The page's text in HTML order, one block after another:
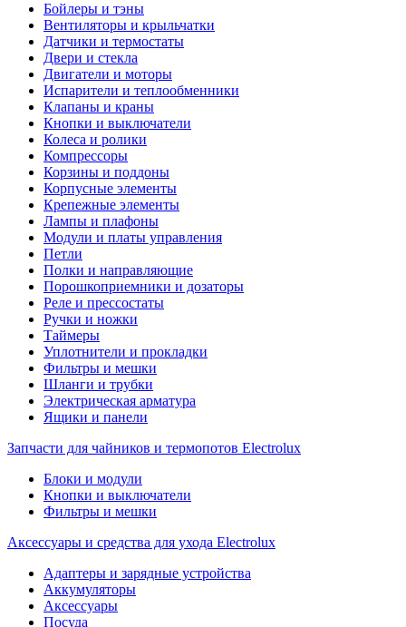
Бойлеры и тэны
Вентиляторы и крыльчатки
Датчики и термостаты
Двери и стекла
Двигатели и моторы
Испарители и теплообменники
Клапаны и краны
Кнопки и выключатели
Колеса и ролики
Компрессоры
Корзины и поддоны
Корпусные элементы
Крепежные элементы
Лампы и плафоны
Модули и платы управления
Петли
Полки и направляющие
Порошкоприемники и дозаторы
Реле и прессостаты
Ручки и ножки
Таймеры
Уплотнители и прокладки
Фильтры и мешки
Шланги и трубки
Электрическая арматура
Ящики и панели
Запчасти для чайников и термопотов Electrolux
Блоки и модули
Кнопки и выключатели
Фильтры и мешки
Аксессуары и средства для ухода Electrolux
Адаптеры и зарядные устройства
Аккумуляторы
Аксессуары
Посуда